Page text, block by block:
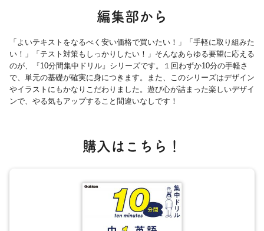
編集部から
「よいテキストをなるべく安い価格で買いたい！」「手軽に取り組みた
い！」「テスト対策もしっかりしたい！」そんなあらゆる要望に応える
のが、『10分間集中ドリル』シリーズです。１回わずか10分の手軽さ
で、単元の基礎が確実に身につきます。また、このシリーズはデザイン
やイラストにもかなりこだわりました。遊び心が詰まった楽しいデザイ
ンで、やる気もアップすること間違いなしです！
購入はこちら！